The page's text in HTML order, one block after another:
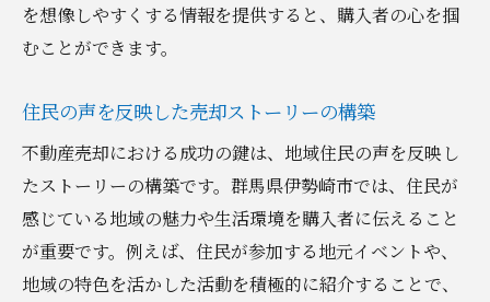
を想像しやすくする情報を提供すると、購入者の心を掴
むことができます。
住民の声を反映した売却ストーリーの構築
不動産売却における成功の鍵は、地域住民の声を反映し
たストーリーの構築です。群馬県伊勢崎市では、住民が
感じている地域の魅力や生活環境を購入者に伝えること
が重要です。例えば、住民が参加する地元イベントや、
地域の特色を活かした活動を積極的に紹介することで、